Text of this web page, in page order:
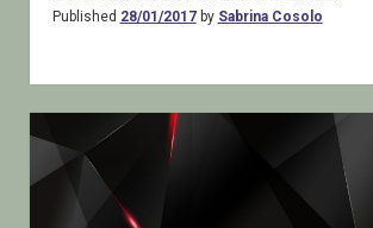
Contatto
Published 28/01/2017by Sabrina Cosolo